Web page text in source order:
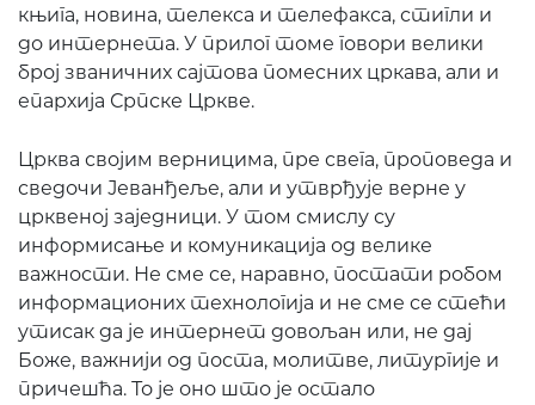
књига, новина, телекса и телефакса, стигли и
до интернета. У прилог томе говори велики
број званичних сајтова помесних цркава, али и
епархија Српске Цркве.
Црква својим верницима, пре свега, проповеда и
сведочи Јеванђеље, али и утврђује верне у
црквеној заједници. У том смислу су
информисање и комуникација од велике
важности. Не сме се, наравно, постати робом
информационих технологија и не сме се стећи
утисак да је интернет довољан или, не дај
Боже, важнији од поста, молитве, литургије и
причешћа. То је оно што је остало